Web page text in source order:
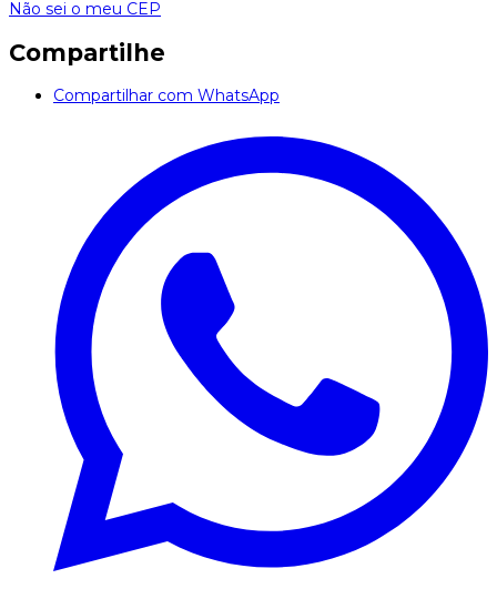
Não sei o meu CEP
Compartilhe
Compartilhar com WhatsApp